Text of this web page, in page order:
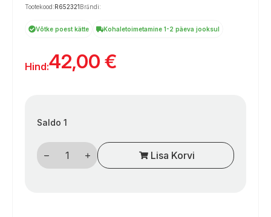
Tootekood:R652321Brändi:
Võtke poest kätte Kohaletoimetamine 1-2 päeva jooksul
Hind:42,00 €
Saldo 1
Kemperių
vandens
įpylimo
Lisa Korvi